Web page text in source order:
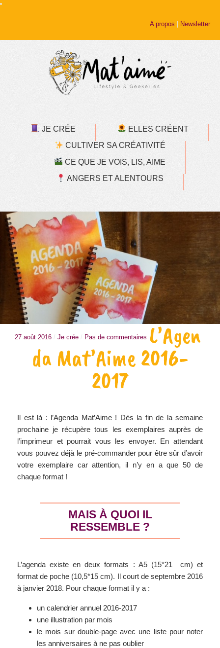
A propos | Newsletter
JE CRÉE
ELLES CRÉENT
CULTIVER SA CRÉATIVITÉ
CE QUE JE VOIS, LIS, AIME
ANGERS ET ALENTOURS
27 août 2016 / Je crée / Pas de commentaires L’Agen
da Mat’Aime 2016-
2017
Il est là : l’Agenda Mat’Aime ! Dès la fin de la semaine
prochaine je récupère tous les exemplaires auprès de
l’imprimeur et pourrait vous les envoyer. En attendant
vous pouvez déjà le pré-commander pour être sûr d’avoir
votre exemplaire car attention, il n’y en a que 50 de
chaque format !
MAIS À QUOI IL
RESSEMBLE ?
L’agenda existe en deux formats : A5 (15*21 cm) et
format de poche (10,5*15 cm). Il court de septembre 2016
à janvier 2018. Pour chaque format il y a :
un calendrier annuel 2016-2017
une illustration par mois
le mois sur double-page avec une liste pour noter
les anniversaires à ne pas oublier